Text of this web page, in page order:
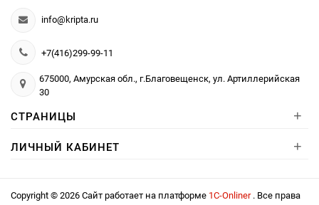
info@kripta.ru
+7(416)299-99-11
675000, Амурская обл., г.Благовещенск, ул. Артиллерийская
30
СТРАНИЦЫ +
ЛИЧНЫЙ КАБИНЕТ +
Copyright © 2026 Сайт работает на платформе 1С-Onliner . Все права